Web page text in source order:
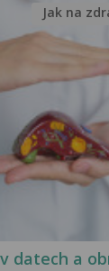
datech a
Jak na